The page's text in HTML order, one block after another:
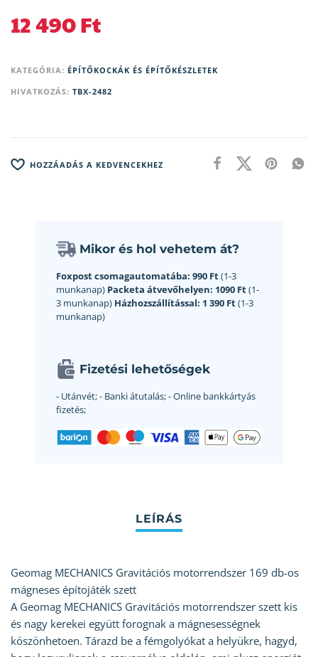
12 490Ft
KATEGÓRIA: ÉPÍTŐKOCKÁK ÉS ÉPÍTŐKÉSZLETEK
HIVATKOZÁS: TBX-2482
HOZZÁADÁS A KEDVENCEKHEZ
Mikor és hol vehetem át?
Foxpost csomagautomatába: 990 Ft(1-3
munkanap) Packeta átvevőhelyen: 1090 Ft(1-
3 munkanap) Házhozszállítással: 1 390 Ft(1-3
munkanap)
Fizetési lehetőségek
- Utánvét;- Banki átutalás;- Online bankkártyás
fizetés;
Geomag MECHANICS Gravitációs motorrendszer 169 db-os
mágneses építojáték szett
A Geomag MECHANICS Gravitációs motorrendszer szett kis
és nagy kerekei együtt forognak a mágnesességnek
köszönhetoen. Tárazd be a fémgolyókat a helyükre, hagyd,